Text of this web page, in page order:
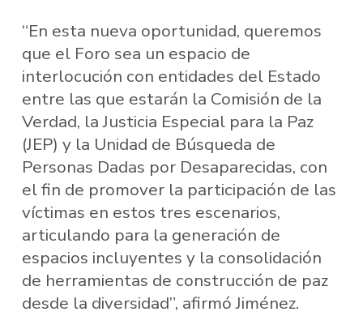
“En esta nueva oportunidad, queremos
que el Foro sea un espacio de
interlocución con entidades del Estado
entre las que estarán la Comisión de la
Verdad, la Justicia Especial para la Paz
(JEP) y la Unidad de Búsqueda de
Personas Dadas por Desaparecidas, con
el fin de promover la participación de las
víctimas en estos tres escenarios,
articulando para la generación de
espacios incluyentes y la consolidación
de herramientas de construcción de paz
desde la diversidad”, afirmó Jiménez.